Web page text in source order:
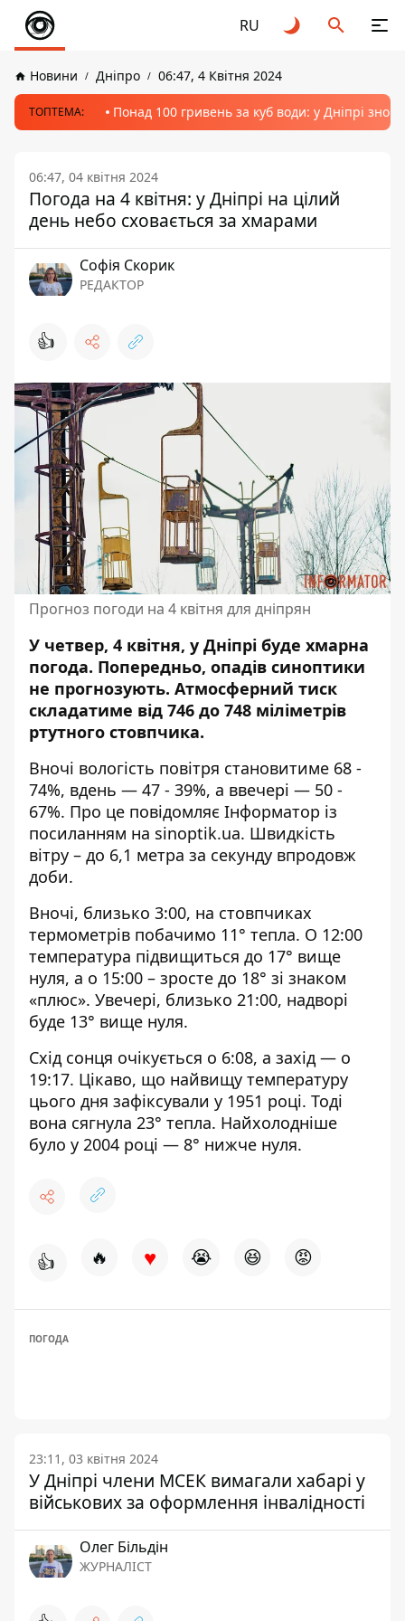
RU
Новини Дніпро 06:47, 4 Квітня 2024
ТОПТЕМА: Понад 100 гривень за куб води: у Дніпрі
06:47, 04 квітня 2024
Погода на 4 квітня: у Дніпрі на цілий
день небо сховається за хмарами
Софія Скорик
РЕДАКТОР
👍
Прогноз погоди на 4 квітня для дніпрян
У четвер, 4 квітня, у Дніпрі буде хмарна
погода. Попередньо, опадів синоптики
не прогнозують. Атмосферний тиск
складатиме від 746 до 748 міліметрів
ртутного стовпчика.
Вночі вологість повітря становитиме 68 -
74%, вдень — 47 - 39%, а ввечері — 50 -
67%. Про це повідомляє Інформатор із
посиланням на sinoptik.ua. Швидкість
вітру – до 6,1 метра за секунду впродовж
доби.
Вночі, близько 3:00, на стовпчиках
термометрів побачимо 11° тепла. О 12:00
температура підвищиться до 17° вище
нуля, а о 15:00 – зросте до 18° зі знаком
«плюс». Увечері, близько 21:00, надворі
буде 13° вище нуля.
Схід сонця очікується о 6:08, а захід — о
19:17. Цікаво, що найвищу температуру
цього дня зафіксували у 1951 році. Тоді
вона сягнула 23° тепла. Найхолодніше
було у 2004 році — 8° нижче нуля.
👍 🔥 ♥ 😭 😆 😡
ПОГОДА
23:11, 03 квітня 2024
У Дніпрі члени МСЕК вимагали хабарі у
військових за оформлення інвалідності
Олег Більдін
ЖУРНАЛІСТ